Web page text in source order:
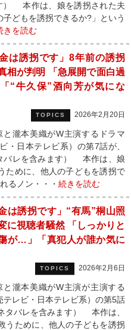
） 本作は、娘を誘拐された夫
どもを誘拐できるか?」という
きを読む
金は誘拐です」8年前の誘拐
相が判明 「急展開で面白過
“牛久保”酒向芳が気にな
TOPICS 2026年2月20日
瀧本美織がW主演するドラマ
・日本テレビ系）の第7話が、
バレを含みます） 本作は、娘
ために、他人の子どもを誘拐で
るノン・・・ 続きを読む
は誘拐です」“有馬”桐山照
に視聴者騒然 「しっかりと
が…」「真犯人が誰か気に
TOPICS 2026年2月6日
瀧本美織がW主演が主演する
テレビ・日本テレビ系）の第5話
タバレを含みます） 本作は、
うために、他人の子どもを誘拐